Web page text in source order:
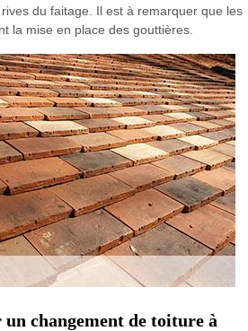
du faitage. Il est à remarquer que les
la mise en place des gouttières.
changement de toiture à